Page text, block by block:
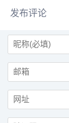
发布评论